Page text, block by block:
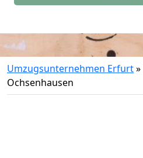
Umzugsunternehmen Erfurt»
Ochsenhausen